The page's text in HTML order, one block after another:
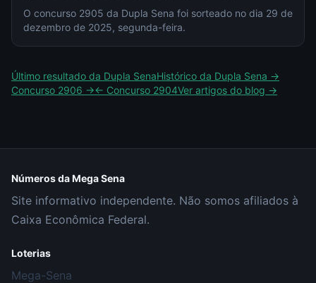
O concurso 2905 da Dupla Sena foi sorteado no dia 29 de
dezembro de 2025, segunda-feira.
Último resultado da Dupla SenaHistórico da Dupla Sena →
Concurso 2906 →← Concurso 2904Ver artigos do blog →
Números da Mega Sena
Site informativo independente. Não somos afiliados à
Caixa Econômica Federal.
Loterias
Mega-Sena